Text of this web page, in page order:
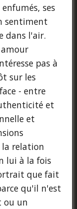
ses
sentiment
dans l'air.
pas à
sur les
- entre
et
et
relation
lui à la fois
que fait
qu'il n'est
ou un